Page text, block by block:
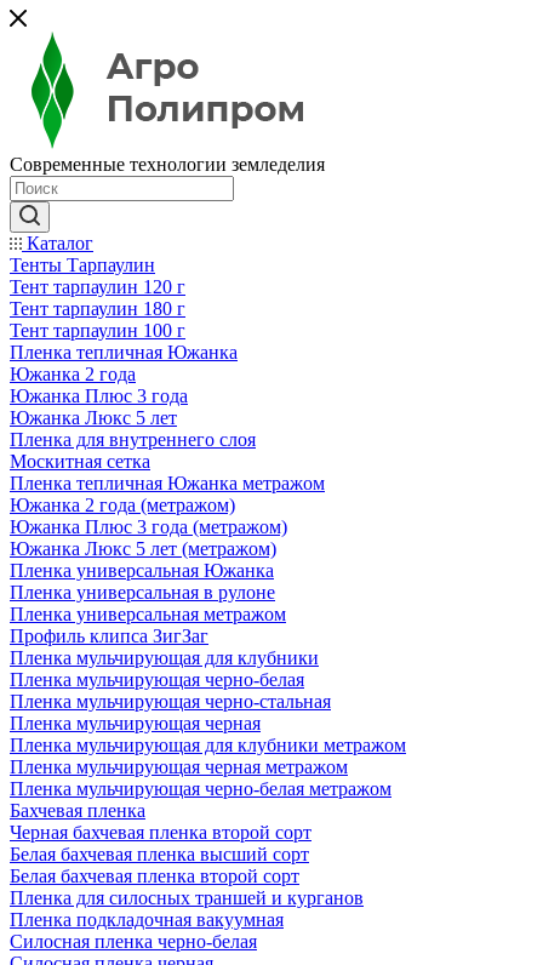
Современные технологии земледелия
Каталог
Тенты Тарпаулин
Тент тарпаулин 120 г
Тент тарпаулин 180 г
Тент тарпаулин 100 г
Пленка тепличная Южанка
Южанка 2 года
Южанка Плюс 3 года
Южанка Люкс 5 лет
Пленка для внутреннего слоя
Москитная сетка
Пленка тепличная Южанка метражом
Южанка 2 года (метражом)
Южанка Плюс 3 года (метражом)
Южанка Люкс 5 лет (метражом)
Пленка универсальная Южанка
Пленка универсальная в рулоне
Пленка универсальная метражом
Профиль клипса ЗигЗаг
Пленка мульчирующая для клубники
Пленка мульчирующая черно-белая
Пленка мульчирующая черно-стальная
Пленка мульчирующая черная
Пленка мульчирующая для клубники метражом
Пленка мульчирующая черная метражом
Пленка мульчирующая черно-белая метражом
Бахчевая пленка
Черная бахчевая пленка второй сорт
Белая бахчевая пленка высший сорт
Белая бахчевая пленка второй сорт
Пленка для силосных траншей и курганов
Пленка подкладочная вакуумная
Силосная пленка черно-белая